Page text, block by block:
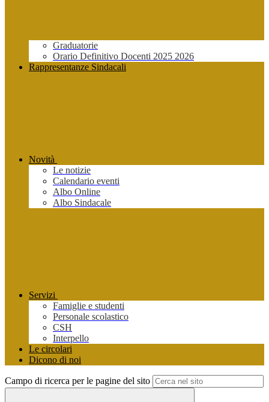
Graduatorie
Orario Definitivo Docenti 2025 2026
Rappresentanze Sindacali
Novità
Le notizie
Calendario eventi
Albo Online
Albo Sindacale
Servizi
Famiglie e studenti
Personale scolastico
CSH
Interpello
Le circolari
Dicono di noi
Campo di ricerca per le pagine del sito